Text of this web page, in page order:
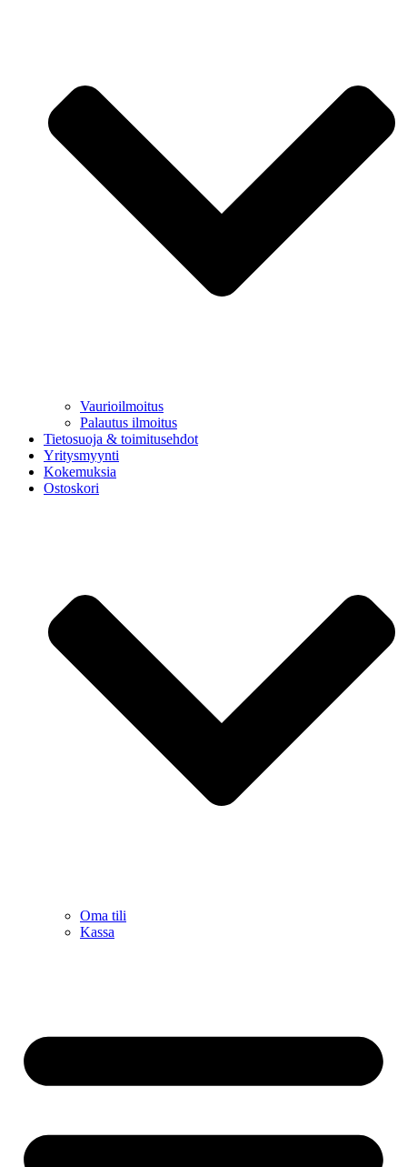
Vaurioilmoitus
Palautus ilmoitus
Tietosuoja & toimitusehdot
Yritysmyynti
Kokemuksia
Ostoskori
Oma tili
Kassa